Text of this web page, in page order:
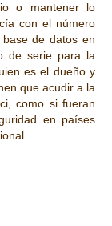
o mantener lo
con el número
de datos en
de serie para la
es el dueño y
que acudir a la
como si fueran
en países